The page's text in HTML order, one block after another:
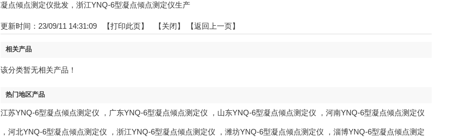
凝点倾点测定仪批发，浙江YNQ-6型凝点倾点测定仪生产
更新时间：23/09/11 14:31:09 【打印此页】 【关闭】 【返回上一页】
相关产品
该分类暂无相关产品！
热门地区产品
江苏YNQ-6型凝点倾点测定仪 ， 广东YNQ-6型凝点倾点测定仪 ， 山东YNQ-6型凝点倾点测定仪 ， 河南YNQ-6型凝点倾点测定仪
， 河北YNQ-6型凝点倾点测定仪 ， 浙江YNQ-6型凝点倾点测定仪 ， 潍坊YNQ-6型凝点倾点测定仪 ， 淄博YNQ-6型凝点倾点测定